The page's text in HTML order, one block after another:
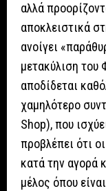
αλλά
αποκλειστικά
ανοίγει
μετακύλιση του
αποδίδεται
χαμηλότερο
Shop), που
προβλέπει ότι
κατά την αγορά
μέλος όπου